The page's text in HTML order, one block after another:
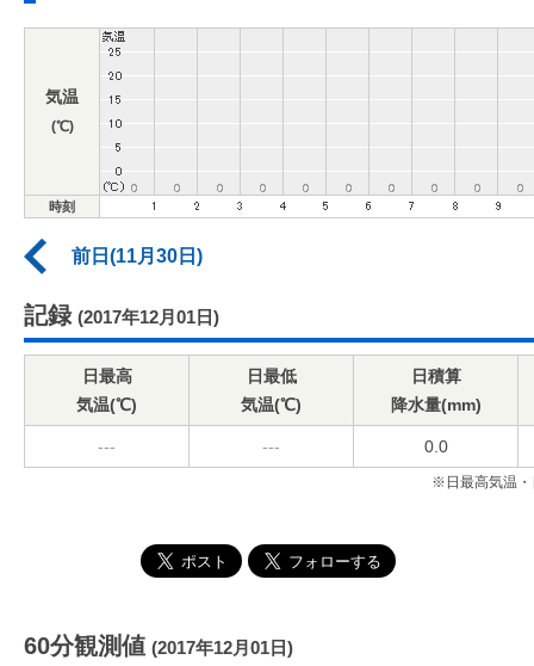
気温
(℃)
時刻
前日(11月30日)
記録 (2017年12月01日)
日最高
気温(℃)
日最低
気温(℃)
日積算
降水量(mm)
--- --- 0.0
※日最高気温・
60分観測値 (2017年12月01日)